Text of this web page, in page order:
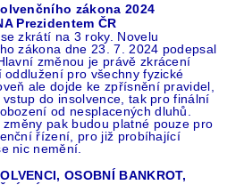
zákona 2024
Prezidentem ČR
zkrátí na 3 roky. Novelu
zákona dne 23. 7. 2024 podepsal
změnou je právě zkrácení
oddlužení pro všechny fyzické
ale dojde ke zpřísnění pravidel,
do insolvence, tak pro finální
od nesplacených dluhů.
změny pak budou platné pouze pro
řízení, pro již probíhající
nic nemění.
OSOBNÍ BANKROT,